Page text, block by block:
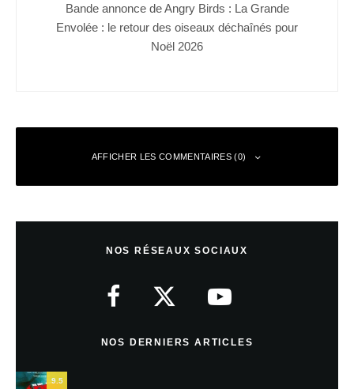
Bande annonce de Angry Birds : La Grande
Envolée : le retour des oiseaux déchaînés pour
Noël 2026
AFFICHER LES COMMENTAIRES (0)
NOS RÉSEAUX SOCIAUX
NOS DERNIERS ARTICLES
9.5